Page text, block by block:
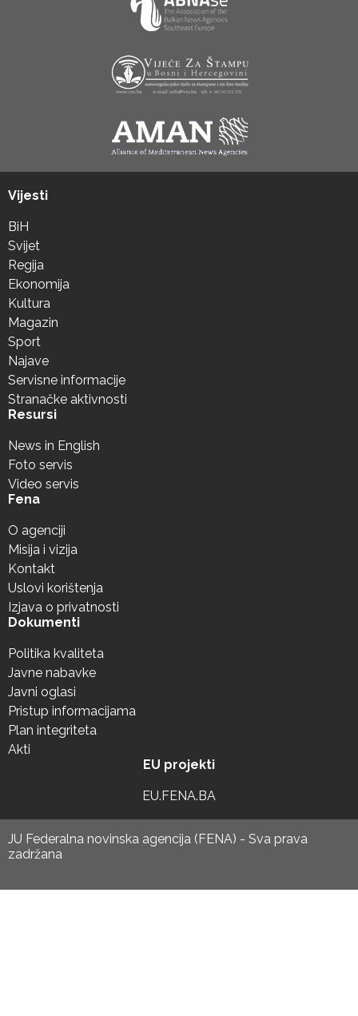
Vijesti
BiH
Svijet
Regija
Ekonomija
Kultura
Magazin
Sport
Najave
Servisne informacije
Stranačke aktivnosti
Resursi
News in English
Foto servis
Video servis
Fena
O agenciji
Misija i vizija
Kontakt
Uslovi korištenja
Izjava o privatnosti
Dokumenti
Politika kvaliteta
Javne nabavke
Javni oglasi
Pristup informacijama
Plan integriteta
Akti
EU projekti
EU.FENA.BA
JU Federalna novinska agencija (FENA) - Sva prava
zadržana